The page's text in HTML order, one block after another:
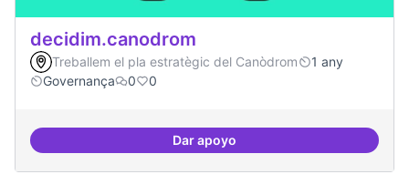
decidim.canodrom
Treballem el pla estratègic del Canòdrom
1 any
Governança
0 0
Dar apoyodecidim.canodrom